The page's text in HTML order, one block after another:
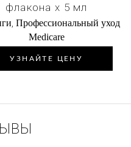
флакона х 5 мл
Профессиональный уход
Medicare
УЗНАЙТЕ ЦЕНУ